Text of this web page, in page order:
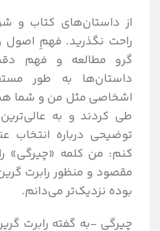
از داستان‌های کتاب و
راحت نگذرید. فهمِ اصول
گرو مطالعه و فهم
داستان‌ها به طور
اشخاصی مثل من و شما
طی کردند و به
توضیحی درباره انتخاب
کنم: من کلمه «چیرگی»
بوده نزدیک‌تر می‌دانم.
چیرگی -به گفته رابرت